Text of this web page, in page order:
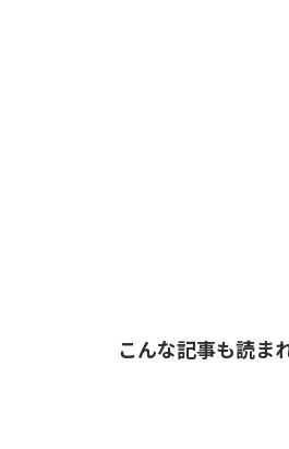
こんな記事も読ま